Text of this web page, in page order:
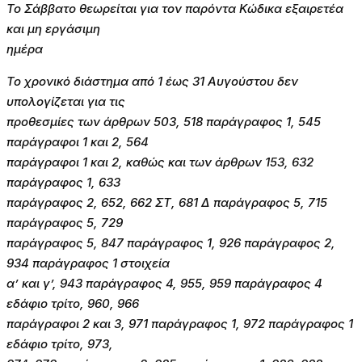
Το Σάββατο θεωρείται για τον παρόντα Κώδικα εξαιρετέα
και μη εργάσιμη
ημέρα
Το χρονικό διάστημα από 1 έως 31 Αυγούστου δεν
υπολογίζεται για τις
προθεσμίες των άρθρων 503, 518 παράγραφος 1, 545
παράγραφοι 1 και 2, 564
παράγραφοι 1 και 2, καθώς και των άρθρων 153, 632
παράγραφος 1, 633
παράγραφος 2, 652, 662 ΣΤ, 681 Δ παράγραφος 5, 715
παράγραφος 5, 729
παράγραφος 5, 847 παράγραφος 1, 926 παράγραφος 2,
934 παράγραφος 1 στοιχεία
α’ και γ’, 943 παράγραφος 4, 955, 959 παράγραφος 4
εδάφιο τρίτο, 960, 966
παράγραφοι 2 και 3, 971 παράγραφος 1, 972 παράγραφος 1
εδάφιο τρίτο, 973,